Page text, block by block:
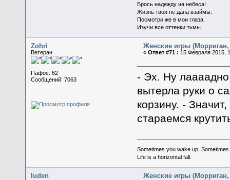
Брось надежду на небеса!
Жизнь твоя не дана взаймы.
Посмотри же в мои глаза.
Изучи все оттенки тьмы.
Zohri
Ветеран
Пафос: 62
Сообщений: 7063
Женские игры
«Ответ #71 : 15 Февраля 2015,
- Эх. Ну
вытерла руки о
корзину. -
стараемся
Sometimes you wake up.
Life is a horizontal fall.
luden Женские игры